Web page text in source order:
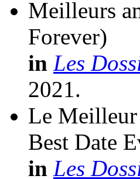
Meilleurs
Forever)
in Les
2021.
Le Meilleur
Best Date
in Les